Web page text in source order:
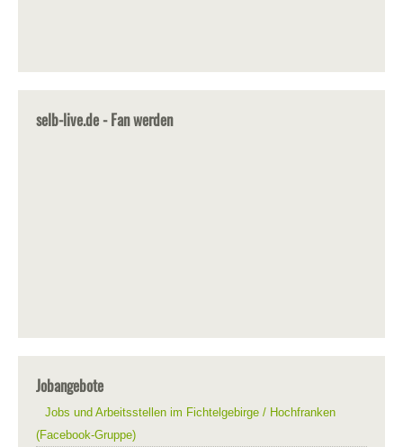
selb-live.de - Fan werden
Jobangebote
Jobs und Arbeitsstellen im Fichtelgebirge / Hochfranken
(Facebook-Gruppe)